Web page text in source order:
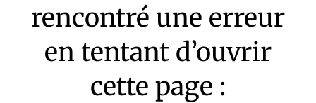
rencontré une erreur
en tentant d’ouvrir
cette page :